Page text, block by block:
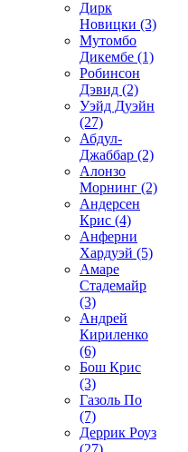
Дирк
Новицки (3)
Мутомбо
Дикембе (1)
Робинсон
Дэвид (2)
Уэйд Дуэйн
(27)
Абдул-
Джаббар (2)
Алонзо
Морнинг (2)
Андерсен
Крис (4)
Анферни
Xардуэй (5)
Амаре
Стадемайр
(3)
Андрей
Кириленко
(6)
Бош Крис
(3)
Газоль По
(7)
Деррик Роуз
(27)